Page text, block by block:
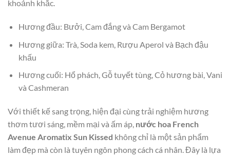
khoảnh khắc.
Hương đầu: Bưởi, Cam đắng và Cam Bergamot
Hương giữa: Trà, Soda kem, Rượu Aperol và Bạch đậu
khấu
Hương cuối: Hổ phách, Gỗ tuyết tùng, Cỏ hương bài, Vani
và Cashmeran
Với thiết kế sang trọng, hiện đại cùng trải nghiệm hương
thơm tươi sáng, mềm mại và ấm áp, nước hoa French
Avenue Aromatix Sun Kissed không chỉ là một sản phẩm
làm đẹp mà còn là tuyên ngôn phong cách cá nhân. Đây là lựa